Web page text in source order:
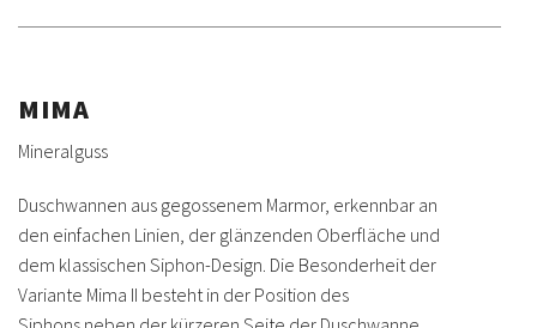
MIMA
Mineralguss
Duschwannen aus gegossenem Marmor, erkennbar an
den einfachen Linien, der glänzenden Oberfläche und
dem klassischen Siphon-Design. Die Besonderheit der
Variante Mima II besteht in der Position des